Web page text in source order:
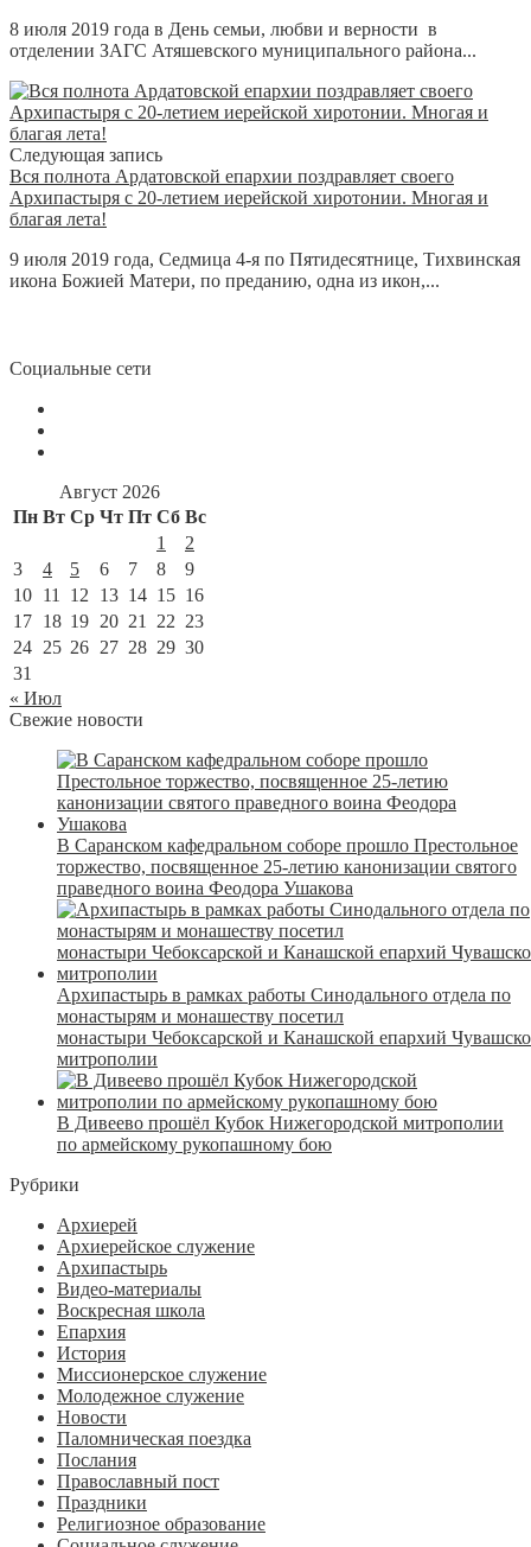
8 июля 2019 года в День семьи, любви и верности в
отделении ЗАГС Атяшевского муниципального района...
Следующая запись
Вся полнота Ардатовской епархии поздравляет своего
Архипастыря с 20-летием иерейской хиротонии. Многая и
благая лета!
9 июля 2019 года, Седмица 4-я по Пятидесятнице, Тихвинская
икона Божией Матери, по преданию, одна из икон,...
Социальные сети
Август 2026
Пн Вт Ср Чт Пт Сб Вс
1
2
3
4 5 6 7 8
9
10 11 12 13 14 15 16
17 18 19 20 21 22 23
24 25 26 27 28 29 30
31
« Июл
Свежие новости
В Саранском кафедральном соборе прошло Престольное
торжество, посвященное 25-летию канонизации святого
праведного воина Феодора Ушакова
Архипастырь в рамках работы Синодального отдела по
монастырям и монашеству посетил
монастыри Чебоксарской и Канашской епархий
митрополии
В Дивеево прошёл Кубок Нижегородской митрополии
по армейскому рукопашному бою
Рубрики
Архиерей
Архиерейское служение
Архипастырь
Видео-материалы
Воскресная школа
Епархия
История
Миссионерское служение
Молодежное служение
Новости
Паломническая поездка
Послания
Православный пост
Праздники
Религиозное образование